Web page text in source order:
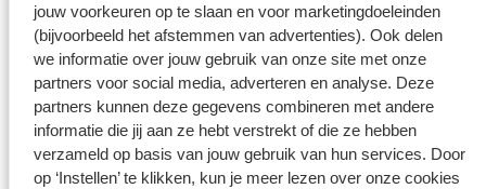
jouw voorkeuren op te slaan en voor marketingdoeleinden
(bijvoorbeeld het afstemmen van advertenties). Ook delen
we informatie over jouw gebruik van onze site met onze
partners voor social media, adverteren en analyse. Deze
partners kunnen deze gegevens combineren met andere
informatie die jij aan ze hebt verstrekt of die ze hebben
verzameld op basis van jouw gebruik van hun services. Door
op ‘Instellen’ te klikken, kun je meer lezen over onze cookies
Je telefoonnummer*
Broekhuis borgt je privacy *
Ik ga er mee akkoord dat mijn gegevens enkel worden
opgeslagen en gebruikt voor de doeleinden van dit formulier.